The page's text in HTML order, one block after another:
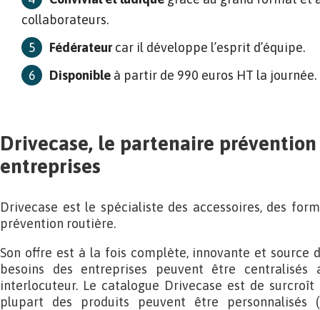
collaborateurs.
Fédérateurcar il développe l’esprit d’équipe.
Disponible à partir de 990 euros HT la journée.
Drivecase, le partenaire
entreprises
Drivecase est le spécialiste des accessoires, des
prévention routière.
Son offre est à la fois complète, innovante et source
besoins des entreprises peuvent être centralisés
interlocuteur. Le catalogue Drivecase est de
plupart des produits peuvent être personnalisés